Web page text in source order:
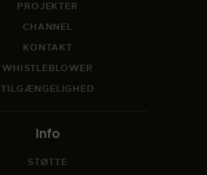
PROJEKTER
CHANNEL
KONTAKT
WHISTLEBLOWER
TILGÆNGELIGHED
Info
STØTTE